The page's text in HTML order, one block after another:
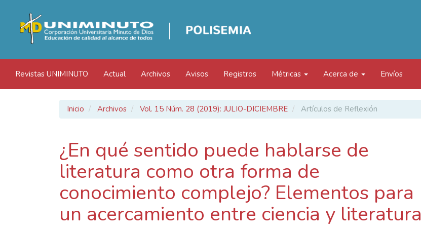
principal
Contenido
principal
Barra
lateral
Revistas UNIMINUTO Actual Archivos Avisos Registros Métricas Acerca de Envíos
Inicio Archivos Vol. 15 Núm. 28 (2019): JULIO-DICIEMBRE Artículos de Reflexión
¿En qué sentido puede hablarse de
literatura como otra forma de
conocimiento complejo? Elementos para
un acercamiento entre ciencia y literatura